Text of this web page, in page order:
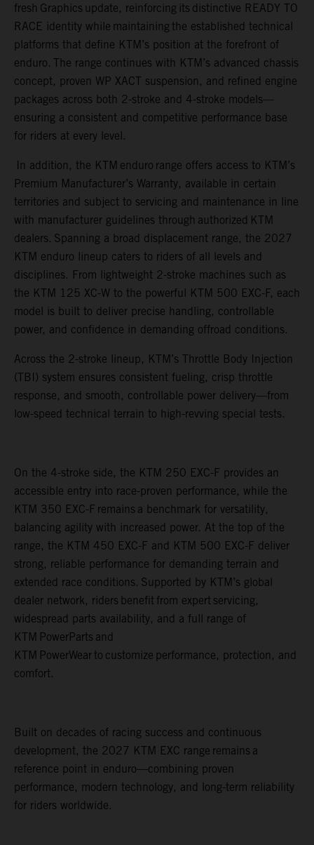
fresh Graphics update, reinforcing its distinctive READY TO
RACE identity while maintaining the established technical
platforms that define KTM’s position at the forefront of
enduro. The range continues with KTM’s advanced chassis
concept, proven WP XACT suspension, and refined engine
packages across both 2-stroke and 4-stroke models—
ensuring a consistent and competitive performance base
for riders at every level.
In addition, the KTM enduro range offers access to KTM’s
Premium Manufacturer’s Warranty, available in certain
territories and subject to servicing and maintenance in line
with manufacturer guidelines through authorized KTM
dealers. Spanning a broad displacement range, the 2027
KTM enduro lineup caters to riders of all levels and
disciplines. From lightweight 2-stroke machines such as
the KTM 125 XC-W to the powerful KTM 500 EXC-F, each
model is built to deliver precise handling, controllable
power, and confidence in demanding offroad conditions.
Across the 2-stroke lineup, KTM’s Throttle Body Injection
(TBI) system ensures consistent fueling, crisp throttle
response, and smooth, controllable power delivery—from
low-speed technical terrain to high-revving special tests.
On the 4-stroke side, the KTM 250 EXC-F provides an
accessible entry into race-proven performance, while the
KTM 350 EXC-F remains a benchmark for versatility,
balancing agility with increased power. At the top of the
range, the KTM 450 EXC-F and KTM 500 EXC-F deliver
strong, reliable performance for demanding terrain and
extended race conditions. Supported by KTM’s global
dealer network, riders benefit from expert servicing,
widespread parts availability, and a full range of
KTM PowerParts and
KTM PowerWear to customize performance, protection, and
comfort.
Built on decades of racing success and continuous
development, the 2027 KTM EXC range remains a
reference point in enduro—combining proven
performance, modern technology, and long-term reliability
for riders worldwide.